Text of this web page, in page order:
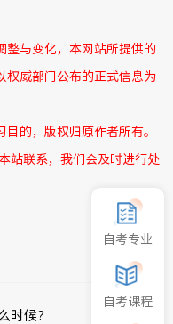
自考专业
自考课程
整与变化，本网站所提供的
权威部门公布的正式信息为
的，版权归原作者所有。
站联系，我们会及时进行处
时候?